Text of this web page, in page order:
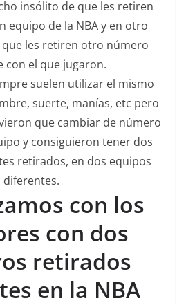
insólito de que les retiren
equipo de la NBA y en otro
que les retiren otro número
con el que jugaron.
suelen utilizar el mismo
suerte, manías, etc pero
que cambiar de número
y consiguieron tener dos
retirados, en dos equipos
diferentes.
con los
con dos
retirados
en la NBA